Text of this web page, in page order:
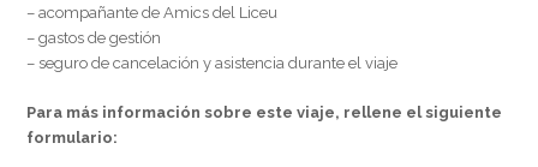
– acompañante de Amics del Liceu
– gastos de gestión
– seguro de cancelación y asistencia durante el viaje
Para más información sobre este viaje, rellene el siguiente
formulario: